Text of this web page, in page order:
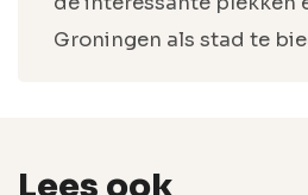
Groningen als stad te
Lees ook